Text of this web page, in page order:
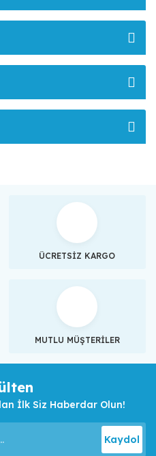
ÜCRETSİZ KARGO
MUTLU MÜŞTERİLER
İlk Siz Haberdar Olun!
Kaydol